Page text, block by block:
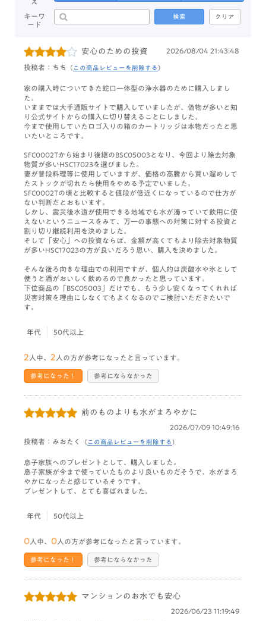
キーワ
ード
検索 クリア
安心のための投資 2026/08/04 21:43:48
投稿者：ちち （ この商品レビューを削除する ）
家の購入時についてきた蛇口一体型の浄水器のために購入しまし
た。
いままでは大手通販サイトで購入していましたが、偽物が多いと知
り公式サイトからの購入に切り替えることにしました。
今まで使用していたロゴ入りの箱のカートリッジは本物だったと思
いたいところです。
SFC0002Tから始まり後継のBSC05003となり、今回より除去対象
物質が多いHSC17023を選びました。
妻が普段料理等に使用していますが、価格の高騰から買い溜めして
たストックが切れたら使用をやめる予定でいました。
SFC0002Tの頃と比較すると値段が倍近くになっているので仕方が
ない判断だとおもいます。
しかし、震災後水道が使用できる地域でも水が濁っていて飲用に使
えないというニュースをみて、万一の事態への対策に対する投資と
割り切り継続利用を決めました。
そして「安心」への投資ならば、金額が高くてもより除去対象物質
が多いHSC17023の方が良いだろう思い、購入を決めました。
そんな後ろ向きな理由での利用ですが、個人的は炭酸水や氷として
使うと酒がおいしく飲めるので良かったと思っています。
下位商品の「BSC05003」だけでも、もう少し安くなってくれれば
災害対策を理由にしなくてもよくなるのでご検討いただきたいで
す。
年代 50代以上
2 人中、 2 人の方が参考になったと言っています。
参考になった！ 参考にならなかった
前のものよりも水がまろやかに
2026/07/09 10:49:16
投稿者：みおたく
（ この商品レビューを削除する ）
息子家族へのプレゼントとして、購入しました。
息子家族が今まで使っていたものより良いものだそうで、水がまろ
やかになったと感じているそうです。
プレゼントして、とても喜ばれました。
年代 50代以上
0 人中、 0 人の方が参考になったと言っています。
参考になった！ 参考にならなかった
マンションのお水でも安心
2026/06/23 11:19:49